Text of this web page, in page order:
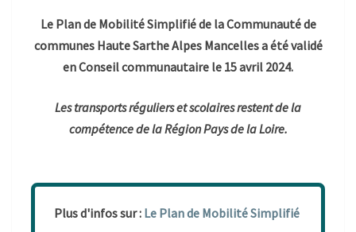
Le Plan de Mobilité Simplifié de la Communauté de
communes Haute Sarthe Alpes Mancellesa été validé
en Conseil communautaire le 15 avril 2024.
Les transports réguliers et scolaires restent de la
compétence de la Région Pays de la Loire.
Plus d'infos sur : Le Plan de Mobilité Simplifié